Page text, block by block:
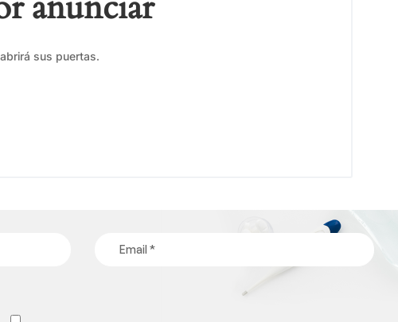
sus puertas.